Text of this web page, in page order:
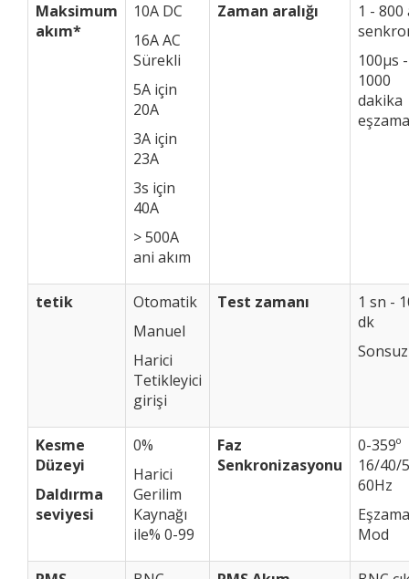
Maksimum
akım*
10A DC
16A AC
Sürekli
5A için
20A
3A için
23A
3s için
40A
> 500A
ani akım
Zaman aralığı
1 - 800
100μs -
1000
dakika
tetik
Otomatik
Manuel
Harici
Tetikleyici
girişi
Test zamanı
1 sn -
dk
Sonsuz
Kesme
Düzeyi
Daldırma
seviyesi
0%
Harici
Gerilim
Kaynağı
ile% 0-99
Faz
Senkronizasyonu
0-359º
16/40/
60Hz
Mod